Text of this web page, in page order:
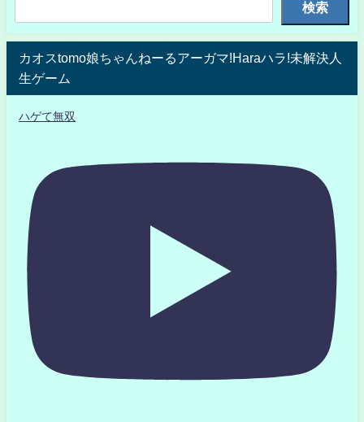
検索
カオスtomo娘ちゃんねーるアーガマ!Haraハラ!未解決人
生ゲーム
ハゲて無双